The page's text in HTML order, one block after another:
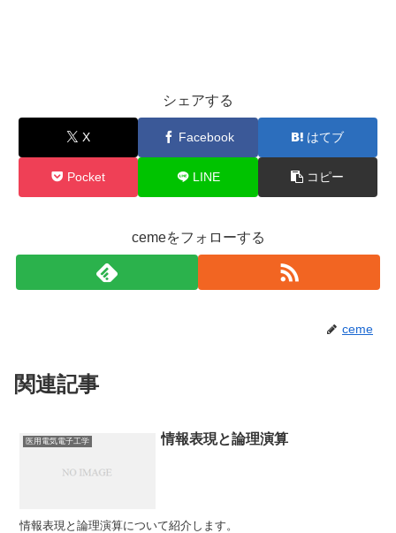
シェアする
X Facebook はてブ
Pocket LINE コピー
cemeをフォローする
ceme
関連記事
医用電気電子工学 情報表現と論理演算
情報表現と論理演算について紹介します。